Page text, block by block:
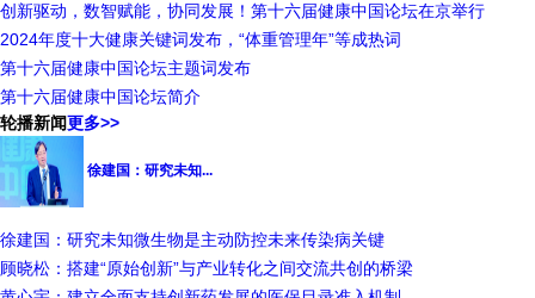
创新驱动，数智赋能，协同发展！第十六届健康中国论坛在京举行
2024年度十大健康关键词发布，“体重管理年”等成热词
第十六届健康中国论坛主题词发布
第十六届健康中国论坛简介
轮播新闻更多>>
徐建国：研究未知...
徐建国：研究未知微生物是主动防控未来传染病关键
顾晓松：搭建“原始创新”与产业转化之间交流共创的桥梁